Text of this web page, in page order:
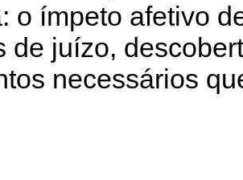
o ímpeto afetivo
de juízo,
necessários